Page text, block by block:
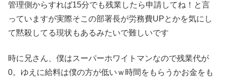
管理側からすれば15分でも残業したら申請してね！と言
っていますが実際そこの部署長が労務費UPとかを気にし
て黙殺してる現状もあるみたいで難しいです
時に兄さん、僕はスーパーホワイトマンなので残業代が
0。ゆえに給料は僕の方が低いｗ時間をもらうかお金をも